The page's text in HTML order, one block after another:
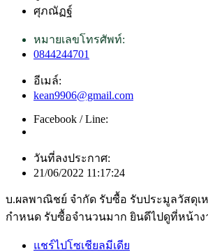
ศุภณัฏฐ์
หมายเลขโทรศัพท์:
0844244701
อีเมล์:
kean9906@gmail.com
Facebook / Line:
วันที่ลงประกาศ:
21/06/2022 11:17:24
บ.ผลพาณิชย์ จำกัด รับซื้อ รับประมูลวัสดุเ
กำหนด รับซื้อจำนวนมาก ยินดีไปดูที่หน้างา
แชร์ไปโซเชียลมีเดีย